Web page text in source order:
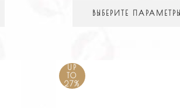
ВЫБЕРИТЕ ПАРАМЕТРЫ
UP
TO
27%